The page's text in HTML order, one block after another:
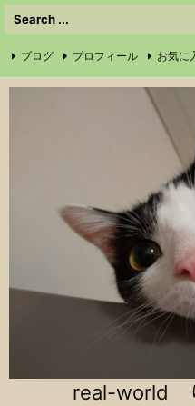
real-world
ブログ プロフィール お気に
信仰の証